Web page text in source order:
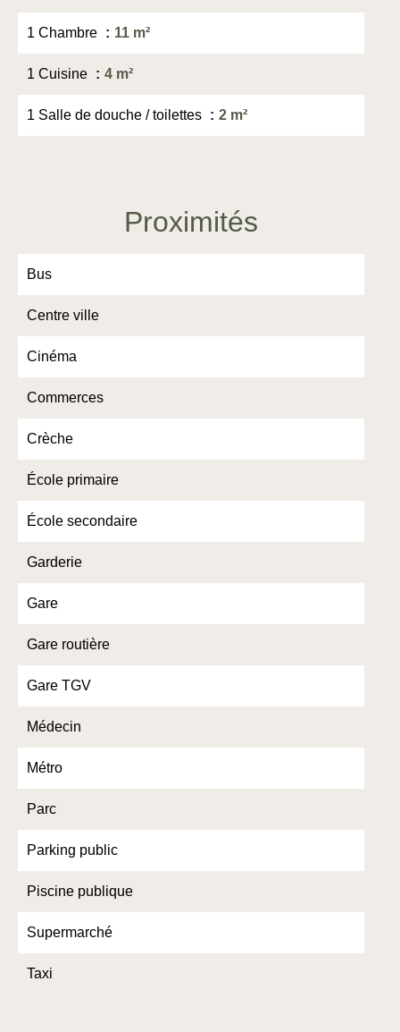
1 Chambre 11 m²
1 Cuisine 4 m²
1 Salle de douche / toilettes 2 m²
Proximités
Bus
Centre ville
Cinéma
Commerces
Crèche
École primaire
École secondaire
Garderie
Gare
Gare routière
Gare TGV
Médecin
Métro
Parc
Parking public
Piscine publique
Supermarché
Taxi